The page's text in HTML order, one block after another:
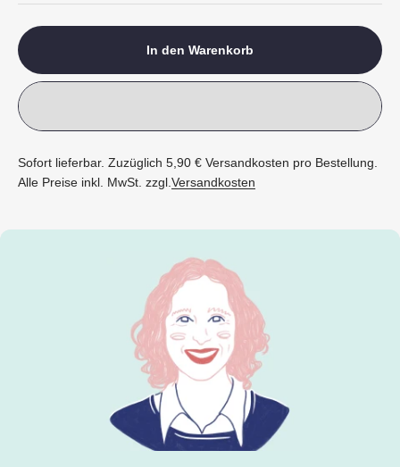
In den Warenkorb
Sofort lieferbar. Zuzüglich 5,90 € Versandkosten pro Bestellung.
Alle Preise inkl. MwSt. zzgl.Versandkosten